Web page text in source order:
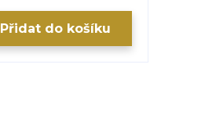
Přidat do košíku